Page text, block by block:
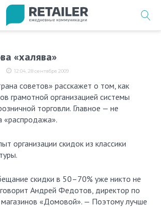
«халява»
12:04, 28 сентября 2009
грамотной организацией системы
торговли. Главное — не
«распродажа».
организации скидок из классики
скидки в 50–70% уже никто не
Андрей Федотов, директор по
магазинов «Домовой». — Поэтому лучше